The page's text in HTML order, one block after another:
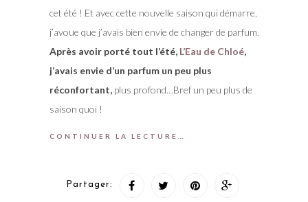
cet été ! Et avec cette nouvelle saison qui démarre,
j’avoue que j’avais bien envie de changer de parfum.
Après avoir porté tout l’été, L’Eau de Chloé,
j’avais envie d’un parfum un peu plus
réconfortant, plus profond…Bref un peu plus de
saison quoi !
CONTINUER LA LECTURE…
Partager: